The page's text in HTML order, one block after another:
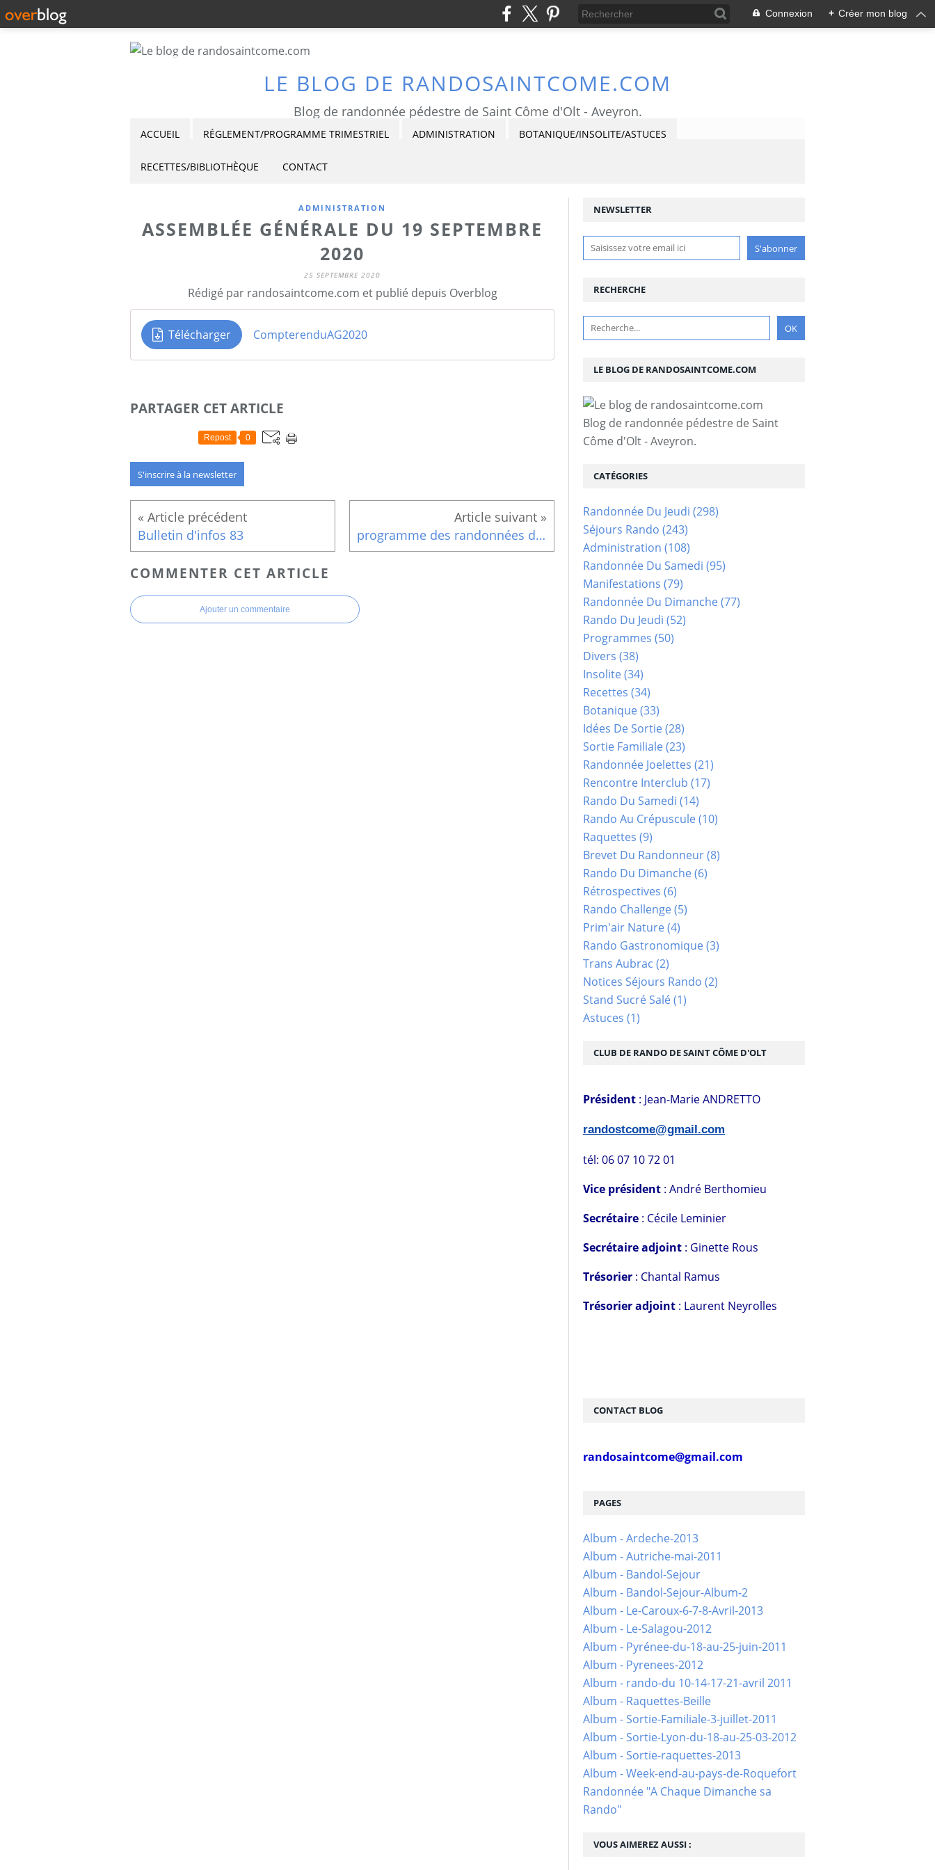
Connexion + Créer mon blog
LE BLOG DE RANDOSAINTCOME.COM
Blog de randonnée pédestre de Saint Côme d'Olt - Aveyron.
ACCUEIL RÉGLEMENT/PROGRAMME TRIMESTRIEL ADMINISTRATION BOTANIQUE/INSOLITE/ASTUCES
RECETTES/BIBLIOTHÈQUE CONTACT
ADMINISTRATION
ASSEMBLÉE GÉNÉRALE DU 19 SEPTEMBRE
2020
25 SEPTEMBRE 2020
Rédigé par randosaintcome.com et publié depuis Overblog
Télécharger CompterenduAG2020
PARTAGER CET ARTICLE
Repost 0
S'inscrire à la newsletter
Bulletin d'infos 83 programme des randonnées du 4ème trimestre 2020
COMMENTER CET ARTICLE
Ajouter un commentaire
NEWSLETTER
RECHERCHE
LE BLOG DE RANDOSAINTCOME.COM
Blog de randonnée pédestre de Saint
Côme d'Olt - Aveyron.
VOUS AIMEREZ AUSSI :
PAGES
Album - Ardeche-2013
Album - Autriche-mai-2011
Album - Bandol-Sejour
Album - Bandol-Sejour-Album-2
Album - Le-Caroux-6-7-8-Avril-2013
Album - Le-Salagou-2012
Album - Pyrénee-du-18-au-25-juin-2011
Album - Pyrenees-2012
Album - rando-du 10-14-17-21-avril 2011
Album - Raquettes-Beille
Album - Sortie-Familiale-3-juillet-2011
Album - Sortie-Lyon-du-18-au-25-03-2012
Album - Sortie-raquettes-2013
Album - Week-end-au-pays-de-Roquefort
Randonnée "A Chaque Dimanche sa
Rando"
CATÉGORIES
Randonnée Du Jeudi (298)
Séjours Rando (243)
Administration (108)
Randonnée Du Samedi (95)
Manifestations (79)
Randonnée Du Dimanche(77)
Rando Du Jeudi (52)
Programmes (50)
Divers (38)
Insolite(34)
Recettes (34)
Botanique(33)
Idées De Sortie(28)
Sortie Familiale(23)
Randonnée Joelettes (21)
Rencontre Interclub (17)
Rando Du Samedi (14)
Rando Au Crépuscule(10)
Raquettes (9)
Brevet Du Randonneur(8)
Rando Du Dimanche(6)
Rétrospectives (6)
Rando Challenge(5)
Prim'air Nature(4)
Rando Gastronomique(3)
Trans Aubrac (2)
Notices Séjours Rando (2)
Stand Sucré Salé(1)
Astuces (1)
CLUB DE RANDO DE SAINT CÔME D'OLT
Président : Jean-Marie ANDRETTO
randostcome@gmail.com
tél: 06 07 10 72 01
Vice président : André Berthomieu
Secrétaire : Cécile Leminier
Secrétaire adjoint : Ginette Rous
Trésorier : Chantal Ramus
Trésorier adjoint : Laurent Neyrolles
CONTACT BLOG
randosaintcome@gmail.com